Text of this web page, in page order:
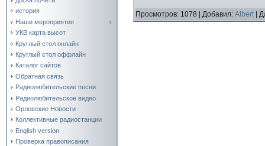
история
Наши мероприятия
УКВ карта высот
Круглый стол онлайн
Круглый стол оффлайн
Каталог сайтов
Обратная связь
Радиолюбительские песни
Радиолюбительское видео
Орловские Новости
Коллективные радиостанции
English version
Проверка правописания
Просмотров: 1078 | Добавил: Albert |